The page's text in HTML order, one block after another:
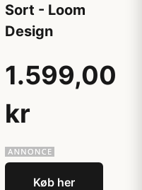
Sort - Loom
Design
1.599,00
kr
Køb her